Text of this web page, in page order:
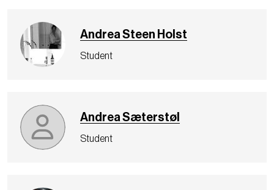
Andrea Steen Holst
Student
Andrea Sæterstøl
Student